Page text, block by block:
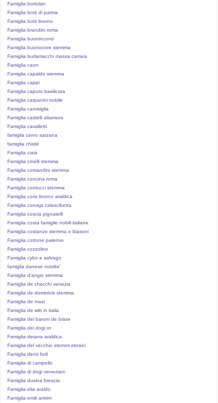
Famiglia bortolan
Famiglia botti di parma
Famiglia botti livorno
Famiglia brandini roma
Famiglia buoninconti
Famiglia buonocore stemma
Famiglia burlamacchi massa carrara
Famiglia caon
Famiglia capaldo stemma
Famiglia cappi
Famiglia caputo basilicata
Famiglia carpanini nobile
Famiglia carvisiglia
Famiglia castelli altamura
Famiglia cavalletti
famiglia cervo sarzana
famiglia chistè
Famiglia ciaia
Famiglia cinelli stemma
Famiglia comandini stemma
Famiglia concina roma
Famiglia contucci stemma
Famiglia corsi livorno araldica
Famiglia corvaja calascibetta
Famiglia coscia pignatelli
Famiglia costa famiglie nobili italiane
Famiglia costanzo stemma e blasoni
Famiglia cottone palermo
Famiglia cozzolino
Famiglia cybo e salvago
famiglia danese nobilta'
Famiglia d'angio stemma
Famiglia de checchi venezia
Famiglia de dominicis stemma
Famiglia de masi
Famiglia de witt in italia
Famiglia dei baroni de biase
Famiglia dei dogi or
Famiglia deiana araldica
Famiglia del vecchio stemmi ebraici
Famiglia denti forlì
Famiglia di campello
Famiglia di dogi veneziani
Famiglia dusina brescia
Famiglia elia araldo
Famiglia emili amrim